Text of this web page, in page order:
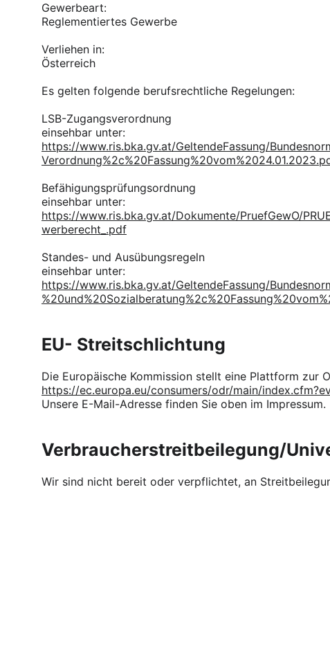
Gewerbeart:
Reglementiertes Gewerbe
Verliehen in:
Österreich
Es gelten folgende berufsrechtliche Regelungen:
LSB-Zugangsverordnung
einsehbar unter:
https://www.ris.bka.gv.at/GeltendeFassung/
Befähigungsprüfungsordnung
einsehbar unter:
https://www.ris.bka.gv.at/Dokumente/PruefGewO/
werberecht_.pdf
Standes- und Ausübungsregeln
einsehbar unter:
https://www.ris.bka.gv.at/GeltendeFassung/
EU- Streitschlichtung
Die Europäische Kommission stellt eine Plattform zur
https://ec.europa.eu/consumers/odr/main/
Unsere E-Mail-Adresse finden Sie oben im Impressum.
Verbraucherstreitbeilegung/
Wir sind nicht bereit oder verpflichtet, an